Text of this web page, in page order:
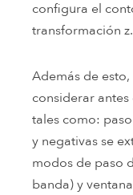
configura el
transformación z.
Además de
considerar
tales como:
y negativas se
modos de paso
banda) y